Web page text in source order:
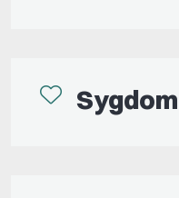
Sygdom